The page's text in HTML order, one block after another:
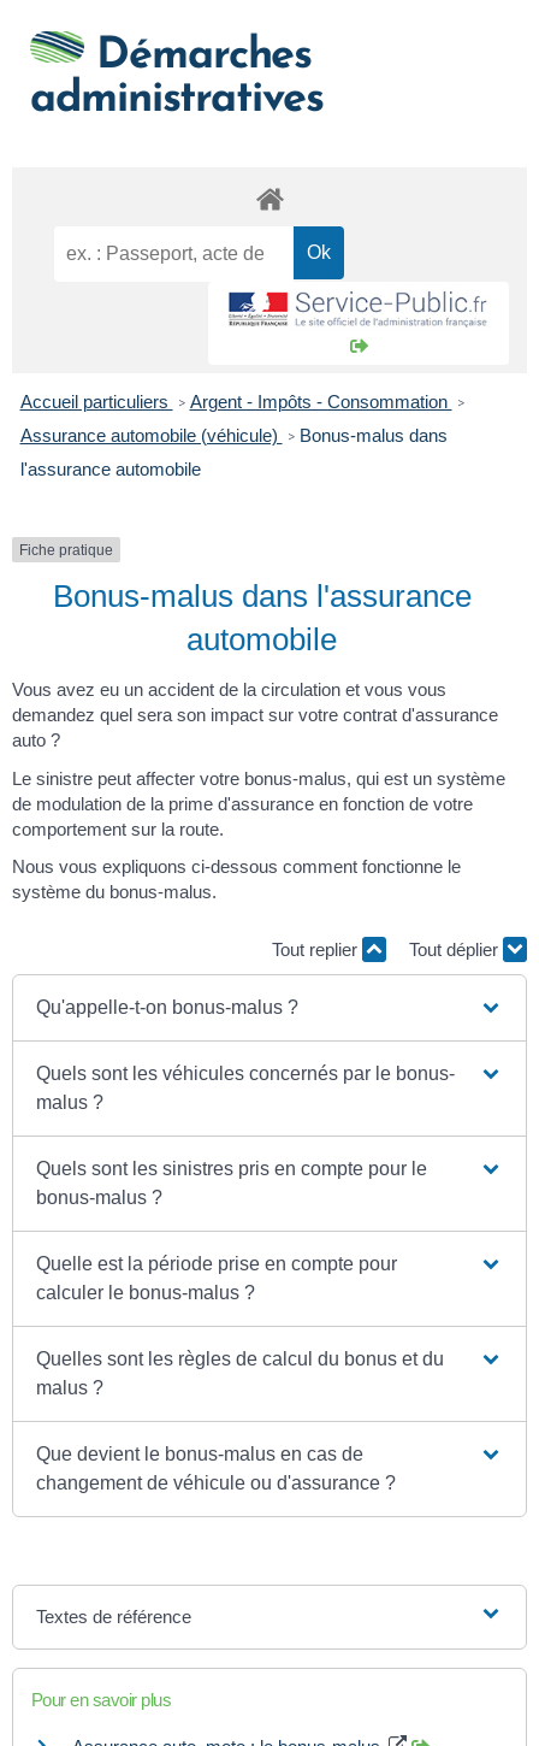
Démarches
administratives
Accueil particuliers > Argent - Impôts - Consommation >
Assurance automobile (véhicule) > Bonus-malus dans
l'assurance automobile
Fiche pratique
Bonus-malus dans l'assurance
automobile
Vous avez eu un accident de la circulation et vous vous
demandez quel sera son impact sur votre contrat d'assurance
auto ?
Le sinistre peut affecter votre bonus-malus, qui est un système
de modulation de la prime d'assurance en fonction de votre
comportement sur la route.
Nous vous expliquons ci-dessous comment fonctionne le
système du bonus-malus.
Tout replier Tout déplier
Qu'appelle-t-on bonus-malus ?
Quels sont les véhicules concernés par le bonus-
malus ?
Quels sont les sinistres pris en compte pour le
bonus-malus ?
Quelle est la période prise en compte pour
calculer le bonus-malus ?
Quelles sont les règles de calcul du bonus et du
malus ?
Que devient le bonus-malus en cas de
changement de véhicule ou d'assurance ?
Textes de référence
Pour en savoir plus